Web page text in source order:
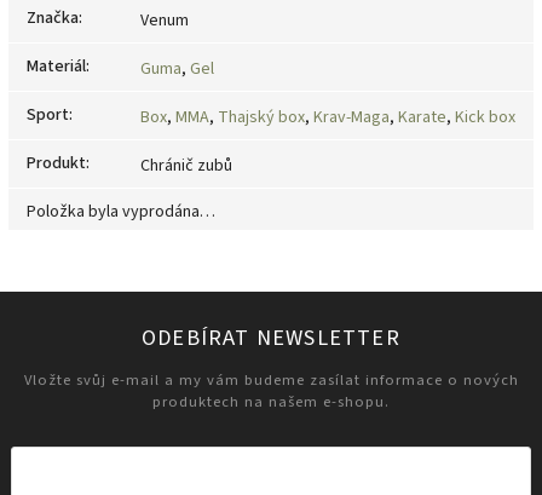
Značka:
Venum
Materiál: Guma, Gel
Sport: Box, MMA, Thajský box, Krav-Maga, Karate, Kick box
Produkt:
Chránič zubů
Položka byla vyprodána…
ODEBÍRAT NEWSLETTER
Vložte svůj e-mail a my vám budeme zasílat informace o nových
produktech na našem e-shopu.